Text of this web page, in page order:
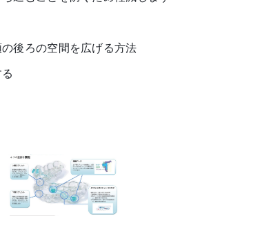
後ろの空間を広げる方法